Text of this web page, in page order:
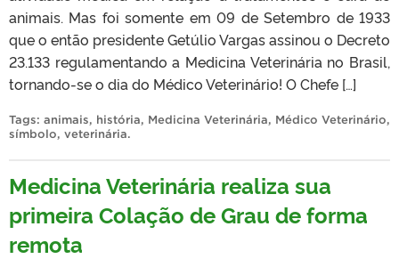
animais. Mas foi somente em 09 de Setembro de 1933
que o então presidente Getúlio Vargas assinou o Decreto
23.133 regulamentando a Medicina Veterinária no Brasil,
tornando-se o dia do Médico Veterinário! O Chefe […]
Tags: animais, história, Medicina Veterinária, Médico Veterinário,
símbolo, veterinária.
Medicina Veterinária realiza sua
primeira Colação de Grau de forma
remota